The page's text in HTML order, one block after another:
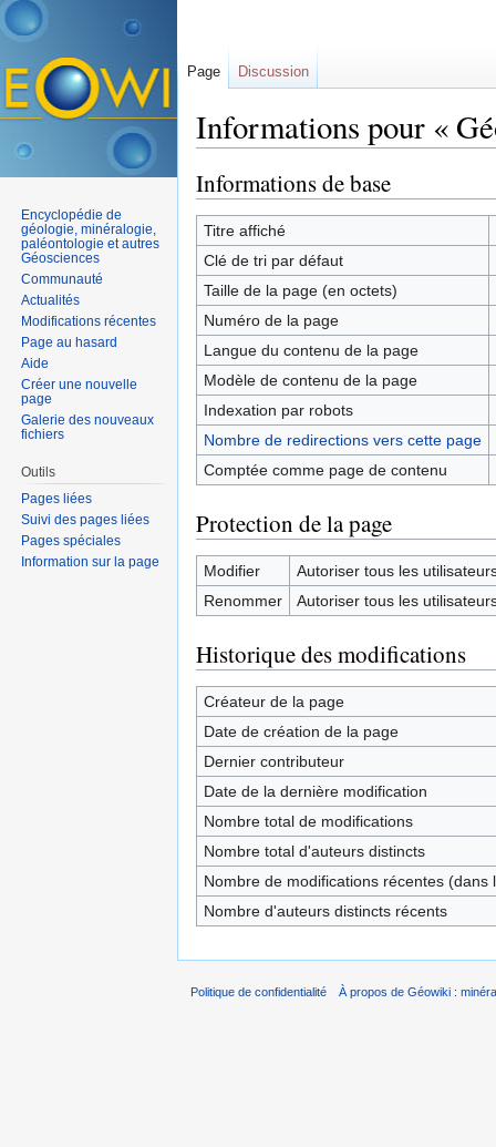
Informations pour «
Informations de base
Titre affiché
Clé de tri par défaut
Taille de la page (en octets)
Numéro de la page
Langue du contenu de la page
Modèle de contenu de la page
Indexation par robots
Nombre de redirections vers cette page
Comptée comme page de contenu
Protection de la page
Modifier
Autoriser tous les
Renommer
Autoriser tous les
Historique des modifications
Créateur de la page
Date de création de la page
Dernier contributeur
Date de la dernière modification
Nombre total de modifications
Nombre total d'auteurs distincts
Nombre de modifications récentes (dans
Nombre d'auteurs distincts récents
Page Discussion
Encyclopédie de
géologie, minéralogie,
paléontologie et autres
Géosciences
Communauté
Actualités
Modifications récentes
Page au hasard
Aide
Créer une nouvelle
page
Galerie des nouveaux
fichiers
Outils
Pages liées
Suivi des pages liées
Pages spéciales
Information sur la page
Politique de confidentialité À propos de Géowiki :